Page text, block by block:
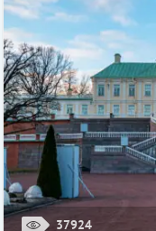
37924